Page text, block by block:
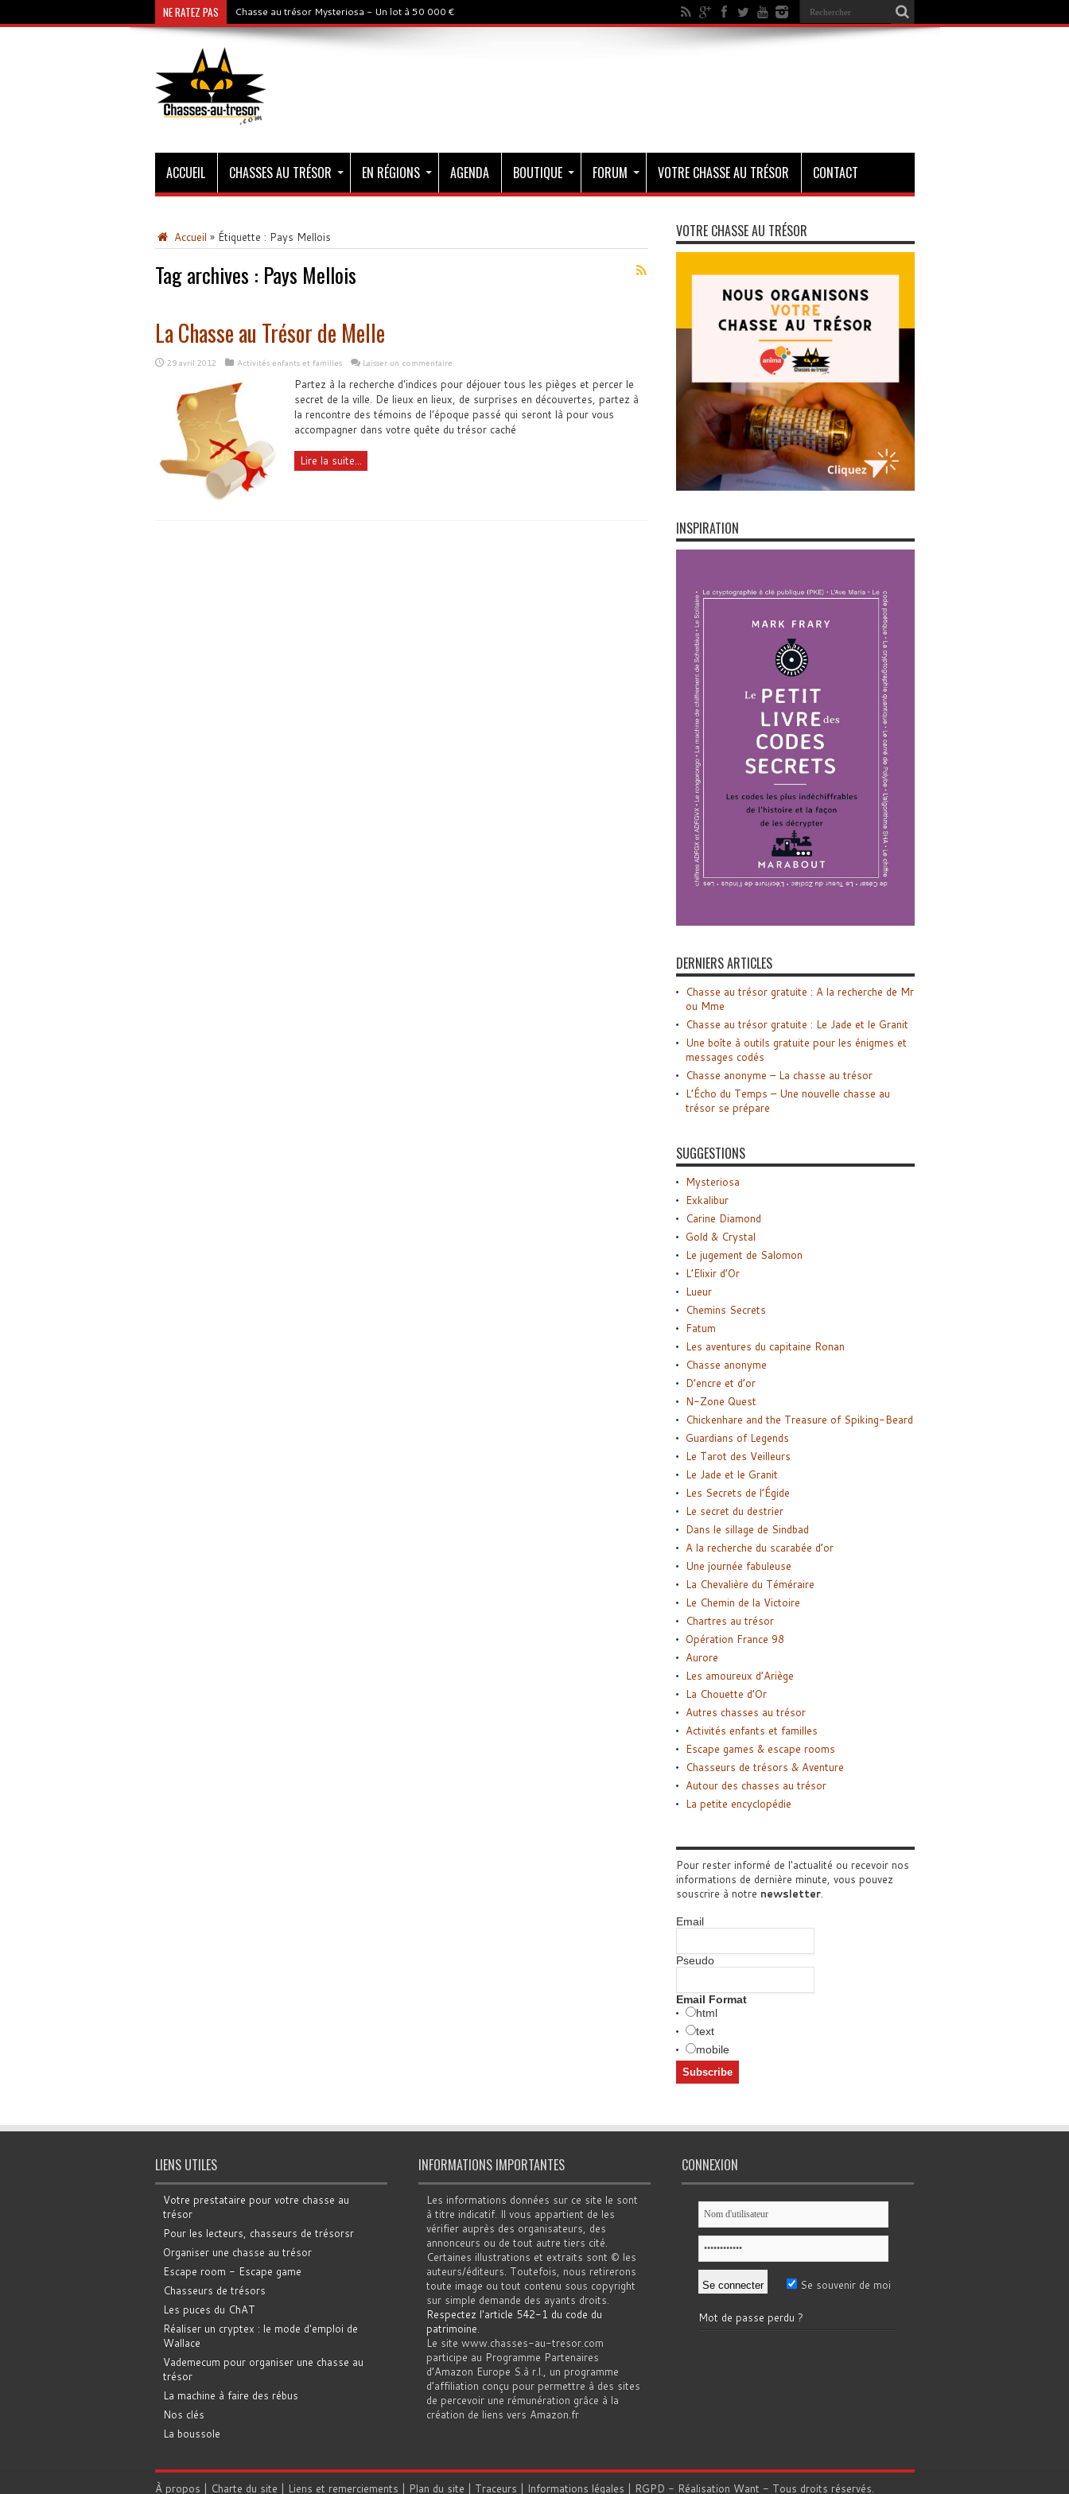
NE RATEZ PAS Chasse au trésor Mysteriosa - Un lot à 50 000 €
ACCUEIL CHASSES AU TRÉSOR EN RÉGIONS AGENDA BOUTIQUE FORUM VOTRE CHASSE AU TRÉSOR CONTACT
Accueil » Étiquette : Pays Mellois
Tag archives : Pays Mellois
La Chasse au Trésor de Melle
29 avril 2012 Activités enfants et familles Laisser un commentaire
Partez à la recherche d'indices pour déjouer tous les pièges et percer le
secret de la ville. De lieux en lieux, de surprises en découvertes, partez à
la rencontre des témoins de l'époque passé qui seront là pour vous
accompagner dans votre quête du trésor caché
Lire la suite...
VOTRE CHASSE AU TRÉSOR
INSPIRATION
DERNIERS ARTICLES
Chasse au trésor gratuite : A la recherche de Mr
ou Mme
Chasse au trésor gratuite : Le Jade et le Granit
Une boîte à outils gratuite pour les énigmes et
messages codés
Chasse anonyme – La chasse au trésor
L’Écho du Temps – Une nouvelle chasse au
trésor se prépare
SUGGESTIONS
Mysteriosa
Exkalibur
Carine Diamond
Gold & Crystal
Le jugement de Salomon
L’Elixir d’Or
Lueur
Chemins Secrets
Fatum
Les aventures du capitaine Ronan
Chasse anonyme
D’encre et d’or
N-Zone Quest
Chickenhare and the Treasure of Spiking-Beard
Guardians of Legends
Le Tarot des Veilleurs
Le Jade et le Granit
Les Secrets de l’Égide
Le secret du destrier
Dans le sillage de Sindbad
A la recherche du scarabée d’or
Une journée fabuleuse
La Chevalière du Téméraire
Le Chemin de la Victoire
Chartres au trésor
Opération France 98
Aurore
Les amoureux d’Ariège
La Chouette d’Or
Autres chasses au trésor
Activités enfants et familles
Escape games & escape rooms
Chasseurs de trésors & Aventure
Autour des chasses au trésor
La petite encyclopédie
Pour rester informé de l'actualité ou recevoir nos
informations de dernière minute, vous pouvez
souscrire à notre newsletter.
Email
Pseudo
Email Format
html
text
mobile
LIENS UTILES
Votre prestataire pour votre chasse au
trésor
Pour les lecteurs, chasseurs de trésorsr
Organiser une chasse au trésor
Escape room - Escape game
Chasseurs de trésors
Les puces du ChAT
Réaliser un cryptex : le mode d'emploi de
Wallace
Vademecum pour organiser une chasse au
trésor
La machine à faire des rébus
Nos clés
La boussole
INFORMATIONS IMPORTANTES
Les informations données sur ce site le sont
à titre indicatif. Il vous appartient de les
vérifier auprès des organisateurs, des
annonceurs ou de tout autre tiers cité.
Certaines illustrations et extraits sont © les
auteurs/éditeurs. Toutefois, nous retirerons
toute image ou tout contenu sous copyright
sur simple demande des ayants droits.
Respectez l'article 542-1 du code du
patrimoine.
Le site www.chasses-au-tresor.com
participe au Programme Partenaires
d’Amazon Europe S.à r.l., un programme
d’affiliation conçu pour permettre à des sites
de percevoir une rémunération grâce à la
création de liens vers Amazon.fr
CONNEXION
Se souvenir de moi
Mot de passe perdu ?
À propos | Charte du site | Liens et remerciements | Plan du site | Traceurs | Informations légales | RGPD - Réalisation Want - Tous droits réservés.